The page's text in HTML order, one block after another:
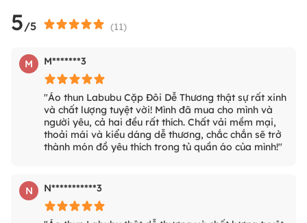
5/5 (11)
M M*******3
"Áo thun Labubu Cặp Đôi Dễ Thương thật sự rất xinh
và chất lượng tuyệt vời! Mình đã mua cho mình và
người yêu, cả hai đều rất thích. Chất vải mềm mại,
thoải mái và kiểu dáng dễ thương, chắc chắn sẽ trở
thành món đồ yêu thích trong tủ quần áo của mình!"
N N***********3